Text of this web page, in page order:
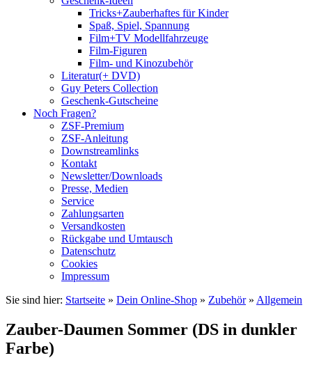
Tricks+Zauberhaftes für Kinder
Spaß, Spiel, Spannung
Film+TV Modellfahrzeuge
Film-Figuren
Film- und Kinozubehör
Literatur(+ DVD)
Guy Peters Collection
Geschenk-Gutscheine
Noch Fragen?
ZSF-Premium
ZSF-Anleitung
Downstreamlinks
Kontakt
Newsletter/Downloads
Presse, Medien
Service
Zahlungsarten
Versandkosten
Rückgabe und Umtausch
Datenschutz
Cookies
Impressum
Sie sind hier: Startseite » Dein Online-Shop » Zubehör» Allgemein
Zauber-Daumen Sommer (DS in dunkler
Farbe)